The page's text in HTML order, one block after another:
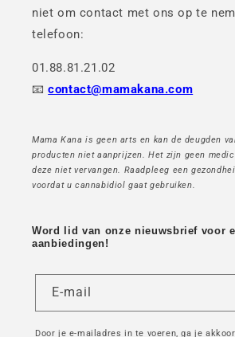
niet om contact met ons op te
telefoon:
01.88.81.21.02
📧contact@mamakana.com
Mama Kana is geen arts en kan de deugden
producten niet aanprijzen. Het zijn geen
deze niet vervangen. Raadpleeg een
voordat u cannabidiol gaat gebruiken.
Word lid van onze nieuwsbrief voor
aanbiedingen!
E-mail
Door je e-mailadres in te voeren, ga je